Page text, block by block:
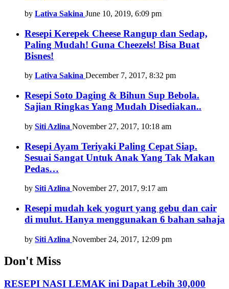
by Lativa Sakina June 10, 2019, 6:09 pm
Resepi Kerepek Cheese Rangup dan Sedap,
Paling Mudah! Guna Cheezels! Bisa Buat
Bisnes!
by Lativa Sakina December 7, 2017, 8:32 pm
Resepi Soto Daging & Bihun Sup Bebola.
Sajian Ringkas Yang Mudah Disediakan..
by Siti Azlina November 27, 2017, 10:18 am
Resepi Ayam Teriyaki Paling Cepat Siap.
Sesuai Sangat Untuk Anak Yang Tak Makan
Pedas…
by Siti Azlina November 27, 2017, 9:17 am
Resepi mudah kek yogurt yang gebu dan cair
di mulut. Hanya menggunakan 6 bahan sahaja
by Siti Azlina November 24, 2017, 12:09 pm
Don't Miss
RESEPI NASI LEMAK ini Dapat Lebih 30,000